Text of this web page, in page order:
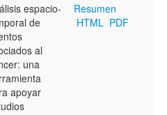
espacio-
de
al
una
apoyar
Resumen
HTML PDF